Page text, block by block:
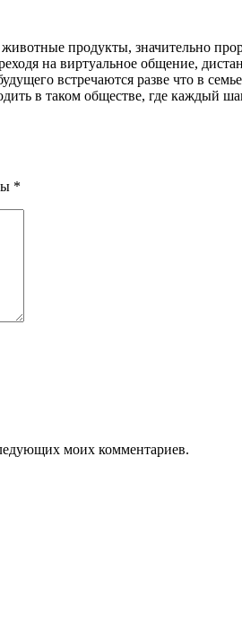
на виртуальное общение,
встречаются разве что в
в таком обществе, где каждый
*
моих комментариев.